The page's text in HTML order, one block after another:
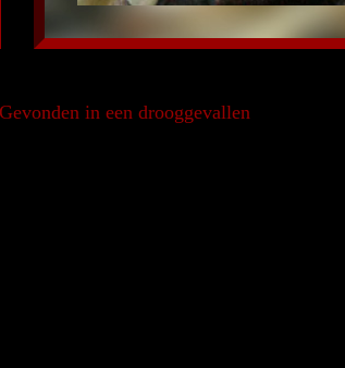
in een drooggevallen